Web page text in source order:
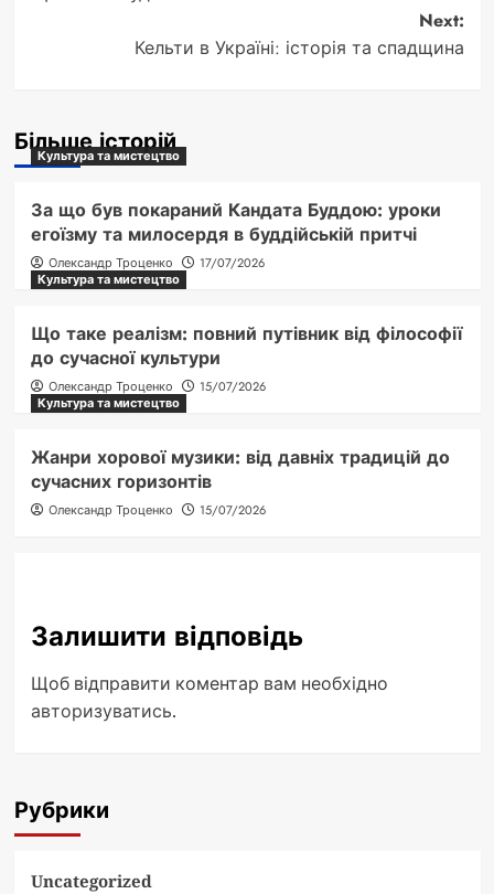
navigation
Next:
Кельти в Україні: історія та спадщина
Більше історій
Культура та мистецтво
За що був покараний Кандата Буддою: уроки
егоїзму та милосердя в буддійській притчі
Олександр Троценко
17/07/2026
Культура та мистецтво
Що таке реалізм: повний путівник від філософії
до сучасної культури
Олександр Троценко
15/07/2026
Культура та мистецтво
Жанри хорової музики: від давніх традицій до
сучасних горизонтів
Олександр Троценко 15/07/2026
Залишити відповідь
Щоб відправити коментар вам необхідно
авторизуватись.
Рубрики
Uncategorized